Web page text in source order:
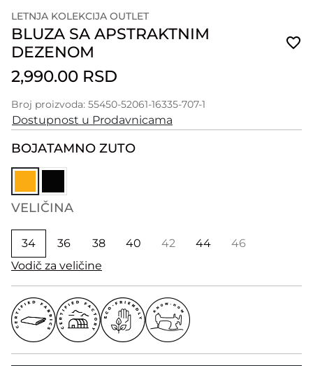
LETNJA KOLEKCIJA OUTLET
BLUZA SA APSTRAKTNIM
DEZENOM
2,990.00 RSD
Broj proizvoda: 55450-52061-16335-707-1
Dostupnost u Prodavnicama
BOJATAMNO ZUTO
VELIČINA
34 36 38 40 42 44
46
Vodič za veličine